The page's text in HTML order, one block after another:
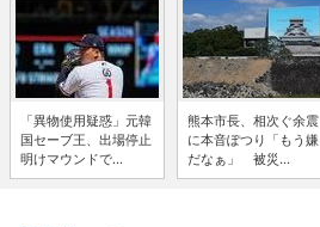
「異物使用疑惑」元韓
国セーブ王、出場停止
明けマウンドで...
熊本市長、相次ぐ余震
に本音ぽつり「もう嫌
だなぁ」 被災...